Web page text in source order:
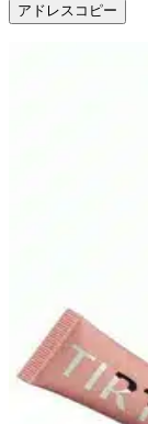
アドレスコピー